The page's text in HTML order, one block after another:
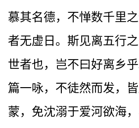
慕其名德，不惮数千里
者无虚日。斯见离五行
世者也，岂不曰好离乡
篇一咏，不徒然而发，
蒙，免沈溺于爱河欲海